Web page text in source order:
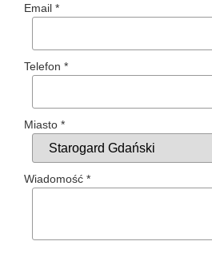
Email *
Telefon *
Miasto *
Wiadomość *